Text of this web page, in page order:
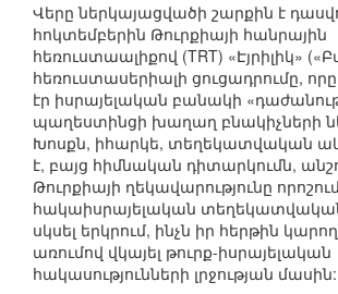
Վերը ներկայացվածի շարքին է
հոկտեմբերին Թուրքիայի հանրային
հեռուստաալիքով (TRT) «Էյրիլիկ»
հեռուստասերիալի ցուցադրումը,
էր իսրայելական բանակի
պաղեստինցի խաղաղ բնակիչների
Խոսքն, իհարկե, տեղեկատվական
է, բայց հիմնական դիտարկումն,
Թուրքիայի ղեկավարությունը
հակաիսրայելական
սկսել երկրում, ինչն իր հերթին
առումով վկայել թուրք-իսրայելական
հակասությունների լրջության մասին: